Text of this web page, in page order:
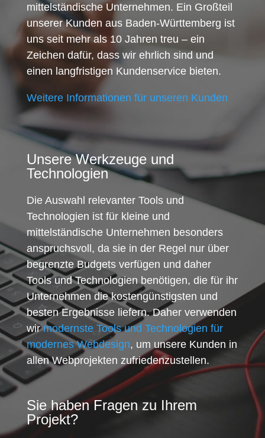
mittelständische Unternehmen. Ein Großteil
unserer Kunden aus Baden-Württemberg ist
uns seit mehr als 10 Jahren treu – ein
Zeichen dafür, dass wir ehrlich sind und
einen langfristigen Kundenservice bieten.
Weitere Informationen für unseren Kunden
Unsere Werkzeuge und
Technologien
Die Auswahl relevanter Tools und
Technologien ist für kleine und
mittelständische Unternehmen besonders
anspruchsvoll, da sie in der Regel nur über
begrenzte Budgets verfügen und daher
Tools und Technologien benötigen, die für ihr
Unternehmen die kostengünstigsten und
besten Ergebnisse liefern. Daher verwenden
wirmodernste Tools und Technologien für
modernes Webdesign, um unsere Kunden in
allen Webprojekten zufriedenzustellen.
Sie haben Fragen zu Ihrem
Projekt?